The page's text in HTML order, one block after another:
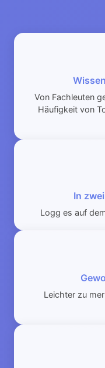
Von Fachleuten
Häufigkeit von
In
Logg es auf
Leichter zu